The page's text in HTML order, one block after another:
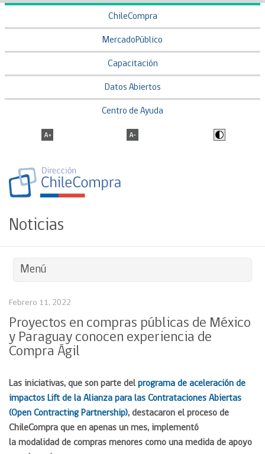
ChileCompra
MercadoPúblico
Capacitación
Datos Abiertos
Centro de Ayuda
Noticias
Menú
Febrero 11, 2022
Proyectos en compras públicas de México
y Paraguay conocen experiencia de
Compra Ágil
Las iniciativas, que son parte del programa de aceleración de
impactos Lift de la Alianza para las Contrataciones Abiertas
(Open Contracting Partnership), destacaron el proceso de
ChileCompra que en apenas un mes, implementó
la modalidad de compras menores como una medida de apoyo